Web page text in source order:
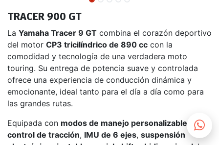
TRACER 900 GT
La Yamaha Tracer 9 GT combina el corazón deportivo
del motor CP3 tricilíndrico de 890 cc con la
comodidad y tecnología de una verdadera moto
touring. Su entrega de potencia suave y controlada
ofrece una experiencia de conducción dinámica y
emocionante, ideal tanto para el día a día como para
las grandes rutas.
Equipada con modos de manejo personalizables
control de tracción, IMU de 6 ejes, suspensión